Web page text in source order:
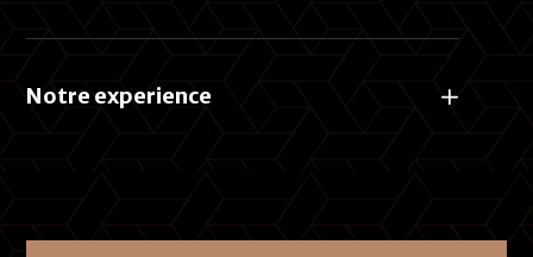
Notre experience